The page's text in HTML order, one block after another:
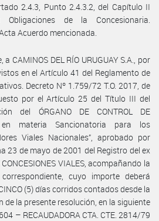
2.4.3, Punto 2.4.3.2, del Capítulo II
Obligaciones de la Concesionaria.
Acuerdo mencionada.
a CAMINOS DEL RÍO URUGUAY S.A., por
en el Artículo 41 del Reglamento de
Decreto Nº 1.759/72 T.O. 2017, de
por el Artículo 25 del Título III del
del ÓRGANO DE CONTROL DE
en materia Sancionatoria para los
Viales Nacionales”, aprobado por
23 de mayo de 2001 del Registro del ex
CONCESIONES VIALES, acompañando la
cuyo importe deberá
(5) días corridos contados desde la
de la presente resolución, en la siguiente
– RECAUDADORA CTA. CTE. 2814/79